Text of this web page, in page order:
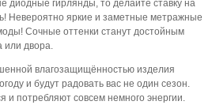
диодные гирлянды, то делайте ставку на
Невероятно яркие и заметные метражные
Сочные оттенки станут достойным
двора.
влагозащищённостью изделия
и будут радовать вас не один сезон.
и потребляют совсем немного энергии.